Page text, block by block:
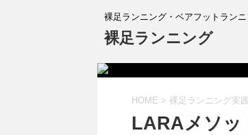
裸足ランニング・ベアフットラン
裸足ランニング
HOME > 裸足ランニング実
LARAメソッ